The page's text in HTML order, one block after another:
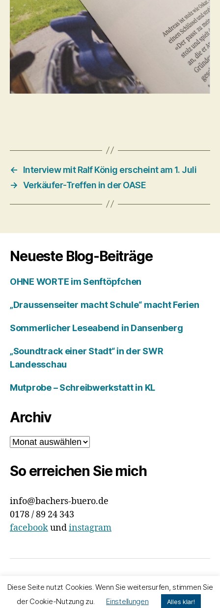
←
Interview mit Ralf König erscheint am 1. Juli
→ Verkäufer-Treffen in der OASE
Neueste Blog-Beiträge
OHNE WORTE im Senftöpfchen
„Draussenseiter macht Schule“ macht Ferien
Sommerlicher Leseabend in Dansenberg
„Soundtrack einer Stadt“ in der SWR
Landesschau
Mutprobe – Schreibwerkstatt in KL
Archiv
Archiv
So erreichen Sie mich
info@bachers-buero.de
0178 / 89 24 343
facebookundinstagram
Impressum & Datenschutz
Diese Seite nutzt Cookies. Wenn Sie weitersurfen, stimmen Sie
der Cookie-Nutzung zu.
Einstellungen Alles klar!